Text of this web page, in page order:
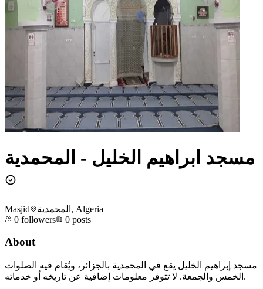
مسجد ابراهيم الخليل - المحمدية
Masjid
المحمدية, Algeria
0 followers 0 posts
About
مسجد إبراهيم الخليل يقع في المحمدية بالجزائر، ويُقام فيه الصلوات
الخمس والجمعة. لا تتوفر معلومات إضافية عن تاريخه أو خدماته.